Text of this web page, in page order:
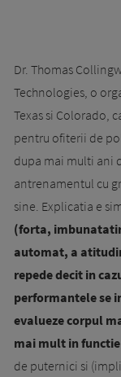
Dr. Thomas
Technologies, o
Texas si Colorado,
pentru ofiterii de
dupa mai multi ani
antrenamentul cu
sine. Explicatia e
(forta,
automat, a
repede decit in
performantele se
evalueze corpul
mai mult in functie
de puternici si